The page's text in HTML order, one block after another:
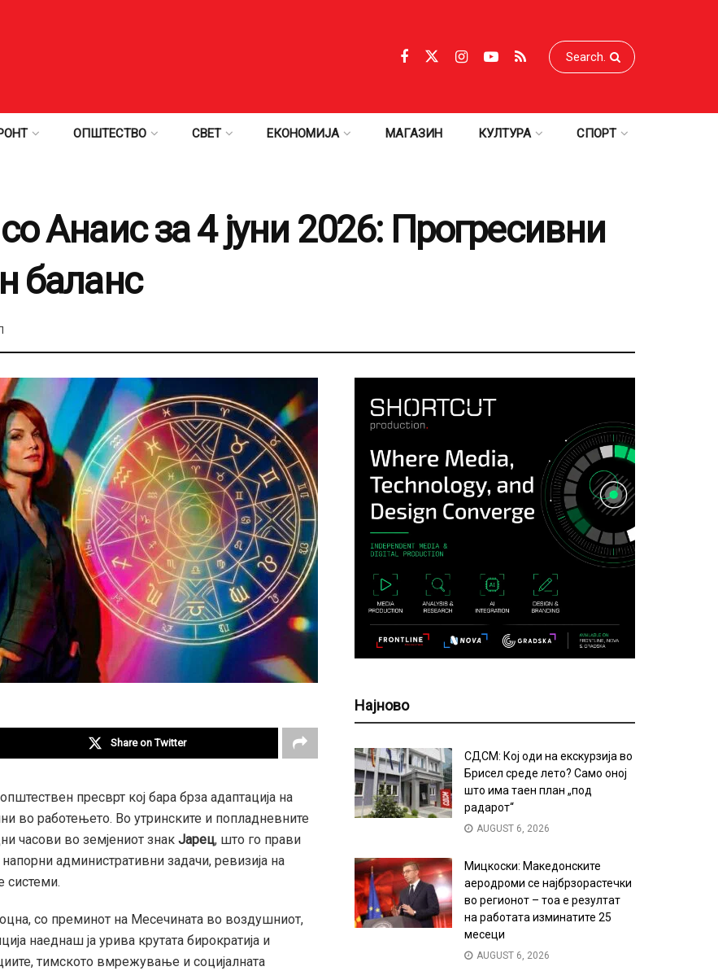
ОПШТЕСТВО СВЕТ ЕКОНОМИЈА МАГАЗИН КУЛТУРА СПОРТ
Анаис за 4 јуни 2026: Прогресивни
баланс
Share on Twitter
пресврт кој бара брза адаптација на
во работењето. Во утринските и попладневните
часови во земјениот знак Јарец, што го прави
административни задачи, ревизија на
системи.
со преминот на Месечината во воздушниот,
наеднаш ја урива крутата бирократија и
тимското вмрежување и социјалната
Најново
СДСМ: Кој оди на екскурзија во
Брисел среде лето? Само оној
што има таен план „под
радарот“
AUGUST 6, 2026
Мицкоски: Македонските
аеродроми се најбрзорастечки
во регионот – тоа е резултат
на работата изминатите 25
месеци
AUGUST 6, 2026